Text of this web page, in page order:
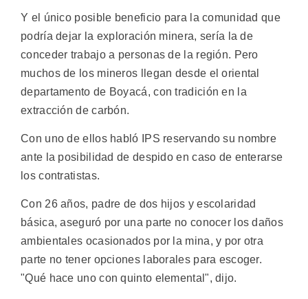
Y el único posible beneficio para la comunidad que
podría dejar la exploración minera, sería la de
conceder trabajo a personas de la región. Pero
muchos de los mineros llegan desde el oriental
departamento de Boyacá, con tradición en la
extracción de carbón.
Con uno de ellos habló IPS reservando su nombre
ante la posibilidad de despido en caso de enterarse
los contratistas.
Con 26 años, padre de dos hijos y escolaridad
básica, aseguró por una parte no conocer los daños
ambientales ocasionados por la mina, y por otra
parte no tener opciones laborales para escoger.
"Qué hace uno con quinto elemental", dijo.